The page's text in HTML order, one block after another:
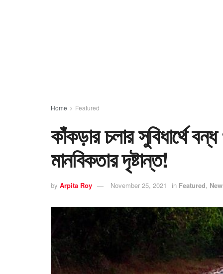
Home Featured
কাঁকড়ার চলার সুবিধার্থে
মানবিকতার দৃষ্টান্ত!
by Arpita Roy November 25, 2021 in Featured,